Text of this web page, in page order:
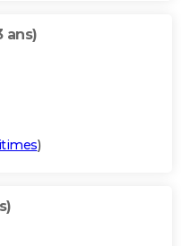
ans)
)